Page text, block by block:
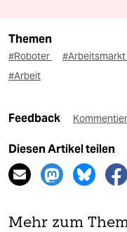
Themen
#Roboter #Arbeitsmarkt
#Arbeit
Feedback
Diesen Artikel teilen
Mehr zum